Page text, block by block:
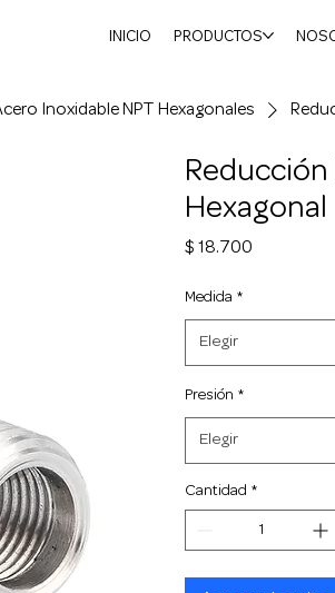
INICIO PRODUCTOS
Inoxidable NPT Hexagonales
Reducción
Hexagonal
$ 18.700
Medida *
Elegir
Presión *
Elegir
Cantidad *